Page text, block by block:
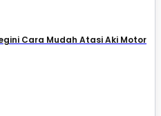
Cara Mudah Atasi Aki Motor